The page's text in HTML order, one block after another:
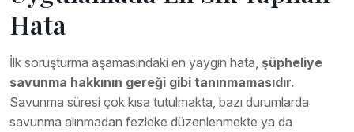
Hata
İlk soruşturma aşamasındaki en yaygın hata, şüpheliye
savunma hakkının gereği gibi tanınmamasıdır.
Savunma süresi çok kısa tutulmakta, bazı durumlarda
savunma alınmadan fezleke düzenlenmekte ya da